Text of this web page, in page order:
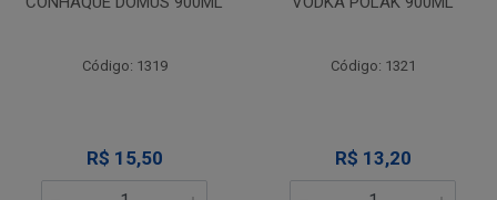
Código: 1319
R$ 15,50
Código: 1321
R$ 13,20